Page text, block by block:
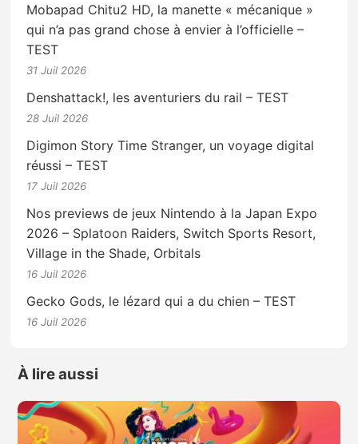
Mobapad Chitu2 HD, la manette « mécanique »
qui n’a pas grand chose à envier à l’officielle –
TEST
31 Juil 2026
Denshattack!, les aventuriers du rail – TEST
28 Juil 2026
Digimon Story Time Stranger, un voyage digital
réussi – TEST
17 Juil 2026
Nos previews de jeux Nintendo à la Japan Expo
2026 – Splatoon Raiders, Switch Sports Resort,
Village in the Shade, Orbitals
16 Juil 2026
Gecko Gods, le lézard qui a du chien – TEST
16 Juil 2026
À lire aussi